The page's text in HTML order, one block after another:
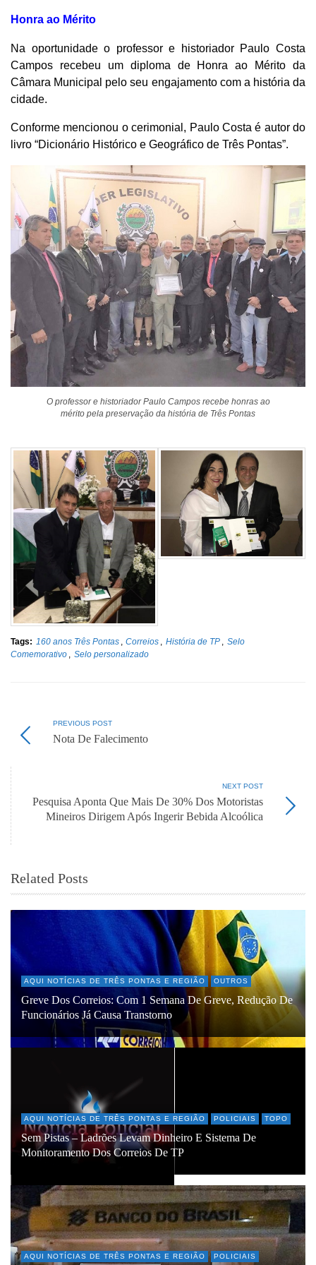
Honra ao Mérito
Na oportunidade o professor e historiador Paulo Costa
Campos recebeu um diploma de Honra ao Mérito da
Câmara Municipal pelo seu engajamento com a história da
cidade.
Conforme mencionou o cerimonial, Paulo Costa é autor do
livro “Dicionário Histórico e Geográfico de Três Pontas”.
O professor e historiador Paulo Campos recebe honras ao
mérito pela preservação da história de Três Pontas
Tags: 160 anos Três Pontas Correios História de TP
Selo
Comemorativo
Selo personalizado
PREVIOUS POST
Nota De Falecimento
NEXT POST
Pesquisa Aponta Que Mais De 30% Dos Motoristas
Mineiros Dirigem Após Ingerir Bebida Alcoólica
Related Posts
AQUI NOTÍCIAS DE TRÊS PONTAS E REGIÃO OUTROS
Greve Dos Correios: Com 1 Semana De Greve, Redução De
Funcionários Já Causa Transtorno
AQUI NOTÍCIAS DE TRÊS PONTAS E REGIÃO POLICIAIS TOPO
Sem Pistas – Ladrões Levam Dinheiro E Sistema De
Monitoramento Dos Correios De TP
AQUI NOTÍCIAS DE TRÊS PONTAS E REGIÃO POLICIAIS